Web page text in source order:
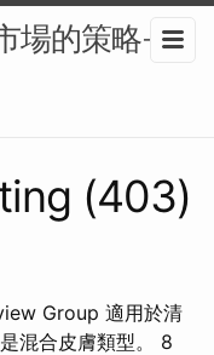
場的策略-
(403)
Group 適用於清
混合皮膚類型。 8